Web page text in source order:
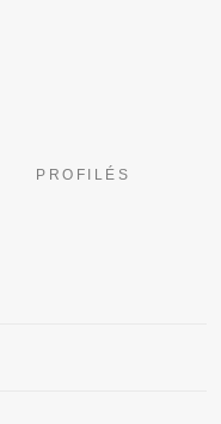
PROFILÉS